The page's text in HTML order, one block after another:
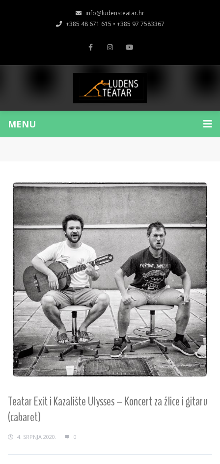
info@ludensteatar.hr
+385 48 671 615 • +385 97 7583367
MENU
Teatar Exit i Kazalište Ulysses – Koncert za žlice i gitaru
(cabaret)
4. SRPNJA 2020. 0